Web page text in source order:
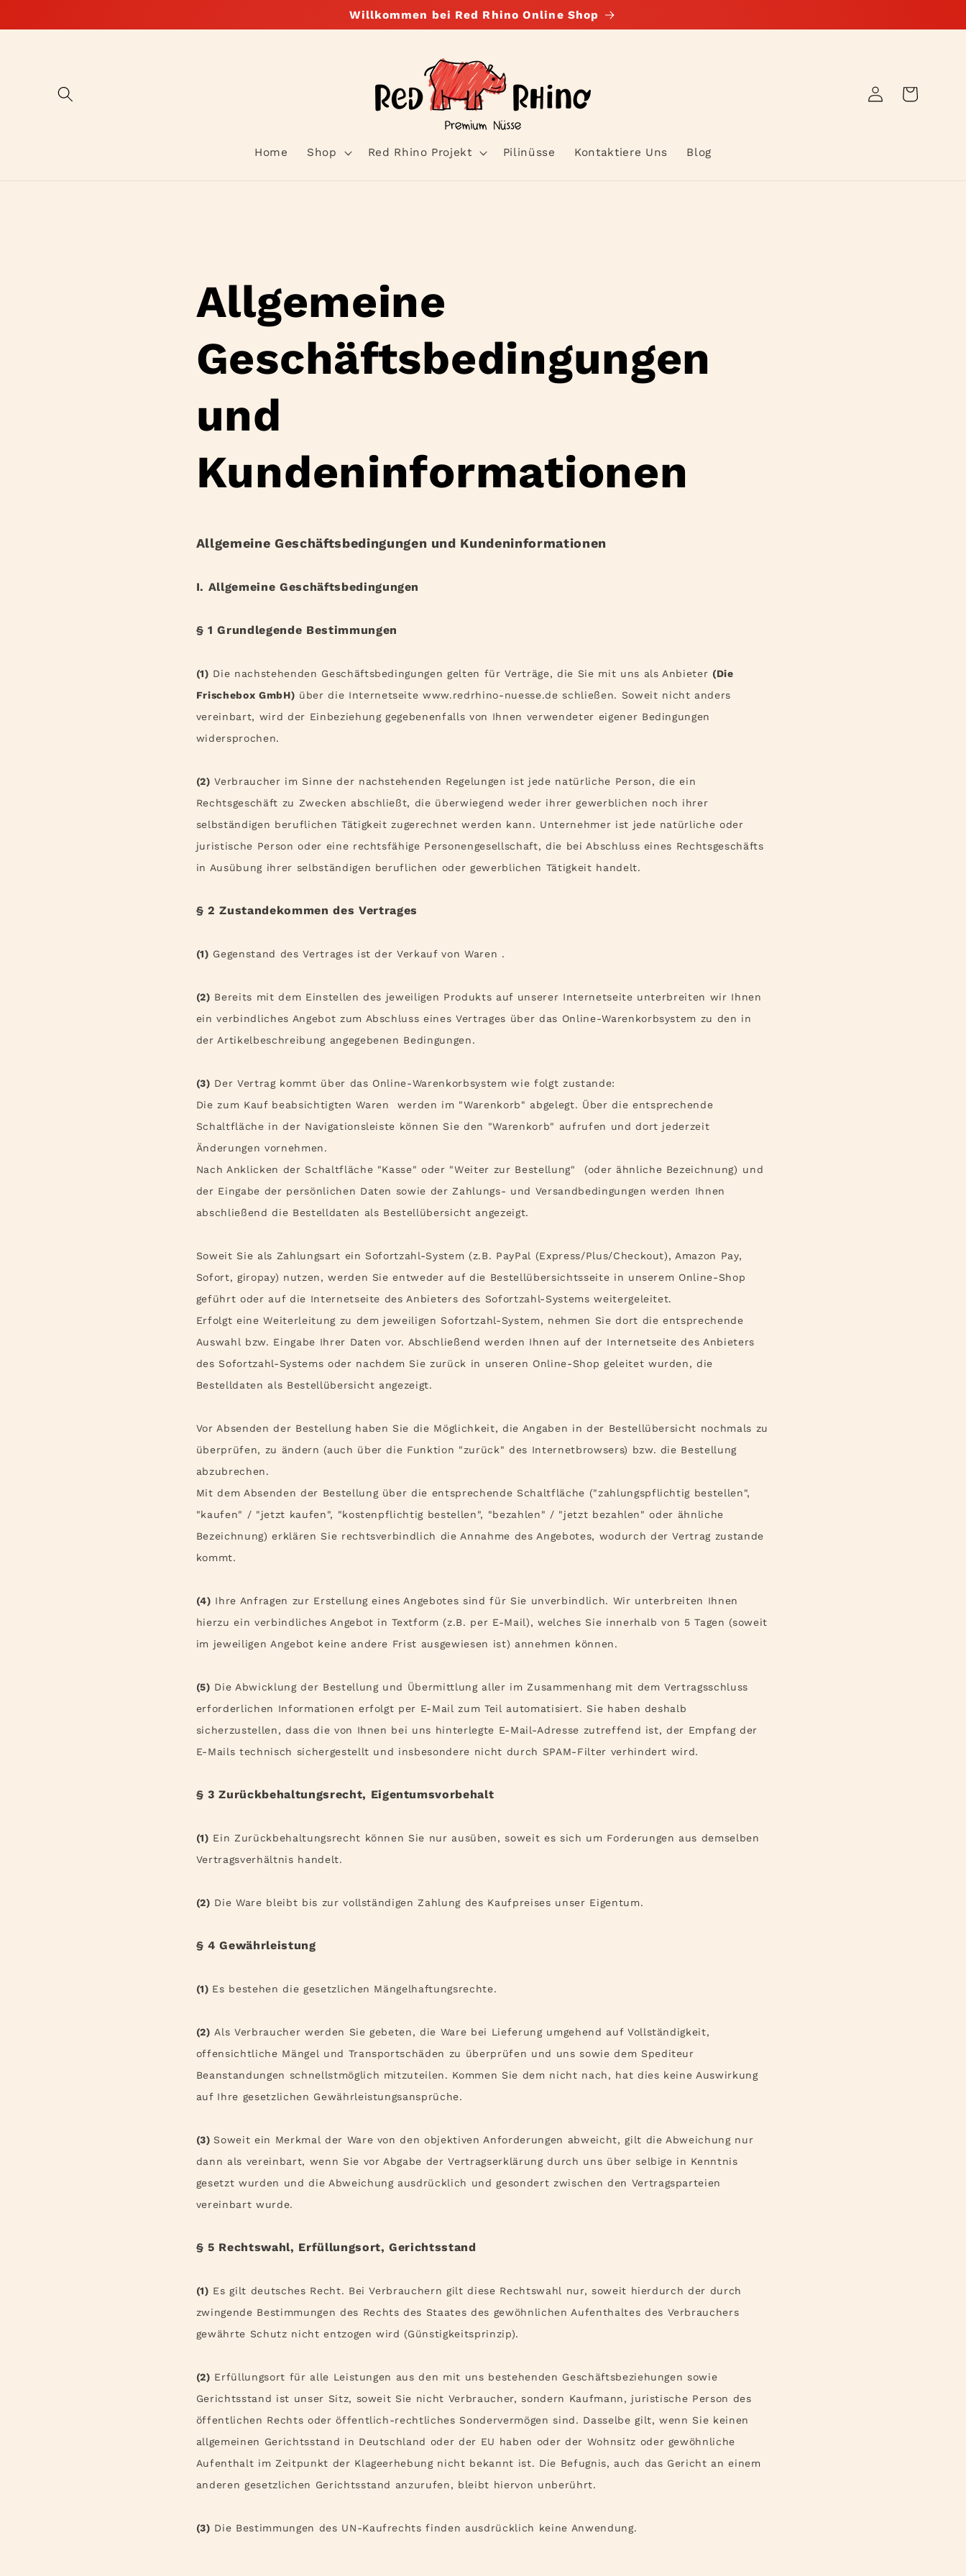
Inhalt
Willkommen bei Red Rhino Online Shop
Home Shop Red Rhino Projekt Pilinüsse Kontaktiere Uns Blog
EinloggenWarenkorb
Allgemeine
Geschäftsbedingungen
und
Kundeninformationen
Allgemeine Geschäftsbedingungen und Kundeninformationen
I. Allgemeine Geschäftsbedingungen
§ 1 Grundlegende Bestimmungen
(1) Die nachstehenden Geschäftsbedingungen gelten für Verträge, die Sie mit uns als Anbieter (Die
Frischebox GmbH) über die Internetseite www.redrhino-nuesse.de schließen. Soweit nicht anders
vereinbart, wird der Einbeziehung gegebenenfalls von Ihnen verwendeter eigener Bedingungen
widersprochen.
(2) Verbraucher im Sinne der nachstehenden Regelungen ist jede natürliche Person, die ein
Rechtsgeschäft zu Zwecken abschließt, die überwiegend weder ihrer gewerblichen noch ihrer
selbständigen beruflichen Tätigkeit zugerechnet werden kann. Unternehmer ist jede natürliche oder
juristische Person oder eine rechtsfähige Personengesellschaft, die bei Abschluss eines Rechtsgeschäfts
in Ausübung ihrer selbständigen beruflichen oder gewerblichen Tätigkeit handelt.
§ 2 Zustandekommen des Vertrages
(1) Gegenstand des Vertrages ist der Verkauf von Waren .
(2) Bereits mit dem Einstellen des jeweiligen Produkts auf unserer Internetseite unterbreiten wir Ihnen
ein verbindliches Angebot zum Abschluss eines Vertrages über das Online-Warenkorbsystem zu den in
der Artikelbeschreibung angegebenen Bedingungen.
(3) Der Vertrag kommt über das Online-Warenkorbsystem wie folgt zustande:
Die zum Kauf beabsichtigten Waren werden im "Warenkorb" abgelegt. Über die entsprechende
Schaltfläche in der Navigationsleiste können Sie den "Warenkorb" aufrufen und dort jederzeit
Änderungen vornehmen.
Nach Anklicken der Schaltfläche "Kasse" oder "Weiter zur Bestellung"
(oder ähnliche Bezeichnung) und
der Eingabe der persönlichen Daten sowie der Zahlungs- und Versandbedingungen werden Ihnen
abschließend die Bestelldaten als Bestellübersicht angezeigt.
Soweit Sie als Zahlungsart ein Sofortzahl-System (z.B. PayPal (Express/Plus/Checkout), Amazon Pay,
Sofort, giropay) nutzen, werden Sie entweder auf die Bestellübersichtsseite in unserem Online-Shop
geführt oder auf die Internetseite des Anbieters des Sofortzahl-Systems weitergeleitet.
Erfolgt eine Weiterleitung zu dem jeweiligen Sofortzahl-System, nehmen Sie dort die entsprechende
Auswahl bzw. Eingabe Ihrer Daten vor. Abschließend werden Ihnen auf der Internetseite des Anbieters
des Sofortzahl-Systems oder nachdem Sie zurück in unseren Online-Shop geleitet wurden, die
Bestelldaten als Bestellübersicht angezeigt.
Vor Absenden der Bestellung haben Sie die Möglichkeit, die Angaben in der Bestellübersicht nochmals zu
überprüfen, zu ändern (auch über die Funktion "zurück" des Internetbrowsers) bzw. die Bestellung
abzubrechen.
Mit dem Absenden der Bestellung über die entsprechende Schaltfläche ("zahlungspflichtig bestellen",
"kaufen" / "jetzt kaufen", "kostenpflichtig bestellen", "bezahlen" / "jetzt bezahlen" oder ähnliche
Bezeichnung) erklären Sie rechtsverbindlich die Annahme des Angebotes, wodurch der Vertrag zustande
kommt.
(4) Ihre Anfragen zur Erstellung eines Angebotes sind für Sie unverbindlich. Wir unterbreiten Ihnen
hierzu ein verbindliches Angebot in Textform (z.B. per E-Mail), welches Sie innerhalb von 5 Tagen (soweit
im jeweiligen Angebot keine andere Frist ausgewiesen ist) annehmen können.
(5) Die Abwicklung der Bestellung und Übermittlung aller im Zusammenhang mit dem Vertragsschluss
erforderlichen Informationen erfolgt per E-Mail zum Teil automatisiert. Sie haben deshalb
sicherzustellen, dass die von Ihnen bei uns hinterlegte E-Mail-Adresse zutreffend ist, der Empfang der
E-Mails technisch sichergestellt und insbesondere nicht durch SPAM-Filter verhindert wird.
§ 3 Zurückbehaltungsrecht, Eigentumsvorbehalt
(1) Ein Zurückbehaltungsrecht können Sie nur ausüben, soweit es sich um Forderungen aus demselben
Vertragsverhältnis handelt.
(2) Die Ware bleibt bis zur vollständigen Zahlung des Kaufpreises unser Eigentum.
§ 4 Gewährleistung
(1) Es bestehen die gesetzlichen Mängelhaftungsrechte.
(2) Als Verbraucher werden Sie gebeten, die Ware bei Lieferung umgehend auf Vollständigkeit,
offensichtliche Mängel und Transportschäden zu überprüfen und uns sowie dem Spediteur
Beanstandungen schnellstmöglich mitzuteilen. Kommen Sie dem nicht nach, hat dies keine Auswirkung
auf Ihre gesetzlichen Gewährleistungsansprüche.
(3) Soweit ein Merkmal der Ware von den objektiven Anforderungen abweicht, gilt die Abweichung nur
dann als vereinbart, wenn Sie vor Abgabe der Vertragserklärung durch uns über selbige in Kenntnis
gesetzt wurden und die Abweichung ausdrücklich und gesondert zwischen den Vertragsparteien
vereinbart wurde.
§ 5 Rechtswahl, Erfüllungsort, Gerichtsstand
(1) Es gilt deutsches Recht. Bei Verbrauchern gilt diese Rechtswahl nur, soweit hierdurch der durch
zwingende Bestimmungen des Rechts des Staates des gewöhnlichen Aufenthaltes des Verbrauchers
gewährte Schutz nicht entzogen wird (Günstigkeitsprinzip).
(2) Erfüllungsort für alle Leistungen aus den mit uns bestehenden Geschäftsbeziehungen sowie
Gerichtsstand ist unser Sitz, soweit Sie nicht Verbraucher, sondern Kaufmann, juristische Person des
öffentlichen Rechts oder öffentlich-rechtliches Sondervermögen sind. Dasselbe gilt, wenn Sie keinen
allgemeinen Gerichtsstand in Deutschland oder der EU haben oder der Wohnsitz oder gewöhnliche
Aufenthalt im Zeitpunkt der Klageerhebung nicht bekannt ist. Die Befugnis, auch das Gericht an einem
anderen gesetzlichen Gerichtsstand anzurufen, bleibt hiervon unberührt.
(3) Die Bestimmungen des UN-Kaufrechts finden ausdrücklich keine Anwendung.